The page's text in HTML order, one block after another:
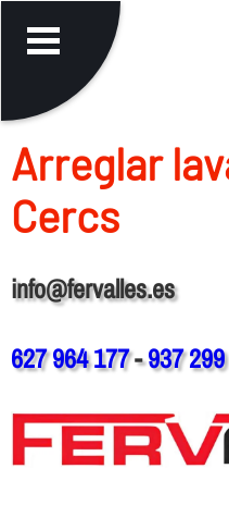
Arreglar
Cercs
info@fervalles.es
627 964 177-937